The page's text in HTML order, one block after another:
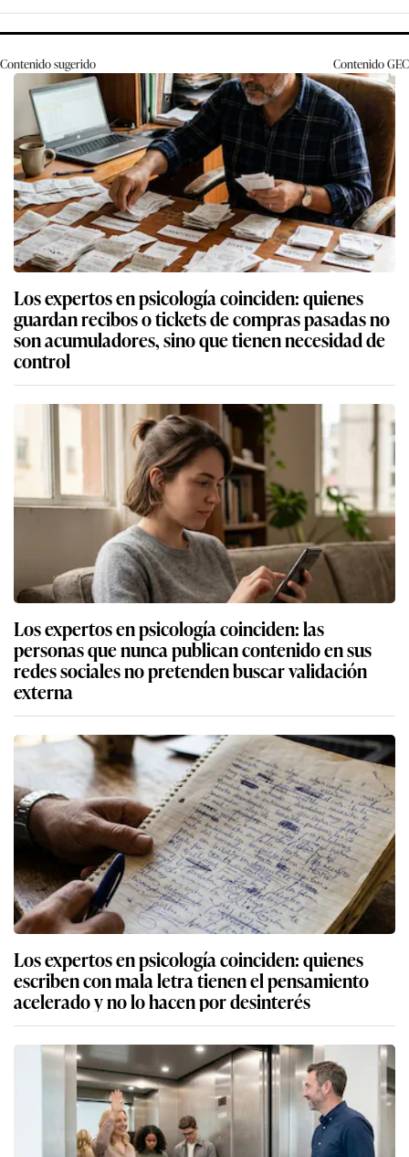
Contenido sugerido ContenidoGEC
Los expertos en psicología coinciden: quienes
guardan recibos o tickets de compras pasadas no
son acumuladores, sino que tienen necesidad de
control
Los expertos en psicología coinciden: las
personas que nunca publican contenido en sus
redes sociales no pretenden buscar validación
externa
Los expertos en psicología coinciden: quienes
escriben con mala letra tienen el pensamiento
acelerado y no lo hacen por desinterés